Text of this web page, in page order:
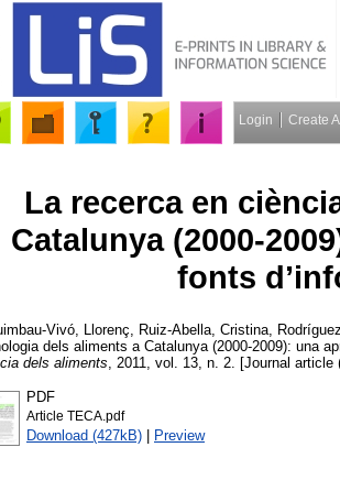
Login Create
La recerca en
Catalunya (2000-
fonts
Vivó, Llorenç Ruiz-Abella, Cristina
dels aliments a Catalunya (2000-2009): una
dels aliments , 2011, vol. 13, n. 2. [Journal article
PDF
Article TECA.pdf
Download (427kB) | Preview